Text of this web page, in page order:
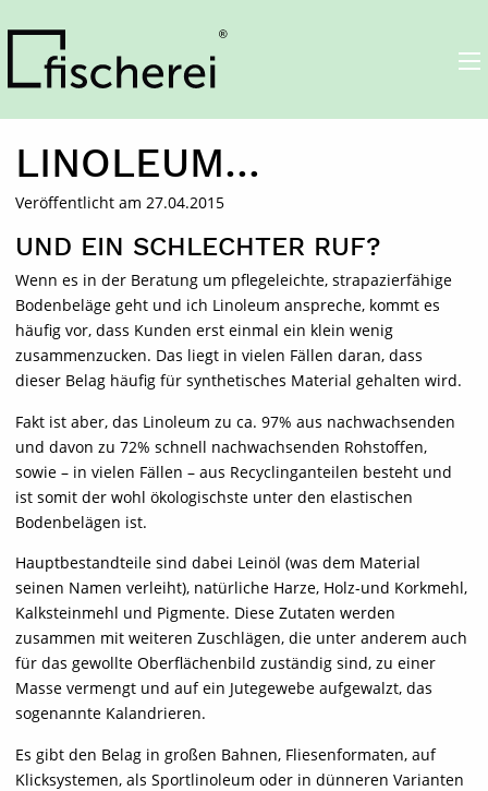
LINOLEUM…
Veröffentlicht am 27.04.2015
UND EIN SCHLECHTER RUF?
Wenn es in der Beratung um pflegeleichte, strapazierfähige
Bodenbeläge geht und ich Linoleum anspreche, kommt es
häufig vor, dass Kunden erst einmal ein klein wenig
zusammenzucken. Das liegt in vielen Fällen daran, dass
dieser Belag häufig für synthetisches Material gehalten wird.
Fakt ist aber, das Linoleum zu ca. 97% aus nachwachsenden
und davon zu 72% schnell nachwachsenden Rohstoffen,
sowie – in vielen Fällen – aus Recyclinganteilen besteht und
ist somit der wohl ökologischste unter den elastischen
Bodenbelägen ist.
Hauptbestandteile sind dabei Leinöl (was dem Material
seinen Namen verleiht), natürliche Harze, Holz-und Korkmehl,
Kalksteinmehl und Pigmente. Diese Zutaten werden
zusammen mit weiteren Zuschlägen, die unter anderem auch
für das gewollte Oberflächenbild zuständig sind, zu einer
Masse vermengt und auf ein Jutegewebe aufgewalzt, das
sogenannte Kalandrieren.
Es gibt den Belag in großen Bahnen, Fliesenformaten, auf
Klicksystemen, als Sportlinoleum oder in dünneren Varianten